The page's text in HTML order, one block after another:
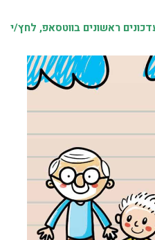
ראשונים בווטסאפ, לחץ/י